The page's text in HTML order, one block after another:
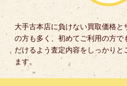
大手古本店に負けない買取価格と
の方も多く、初めてご利用の方で
だけるよう査定内容をしっかりと
ます。